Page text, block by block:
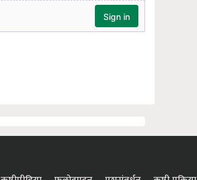
कृषीपीडिया फलोत्पादन पशुसंवर्धन कृषी प्रक्रिया